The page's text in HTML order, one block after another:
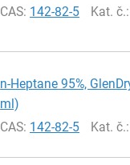
CAS: 142-82-5 Kat. č.
n-Heptane 95%,
ml)
CAS: 142-82-5 Kat. č.